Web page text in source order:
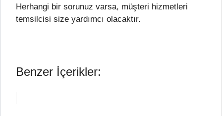
Herhangi bir sorunuz varsa, müşteri hizmetleri
temsilcisi size yardımcı olacaktır.
Benzer İçerikler: